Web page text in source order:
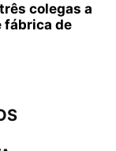
colegas a
fábrica de